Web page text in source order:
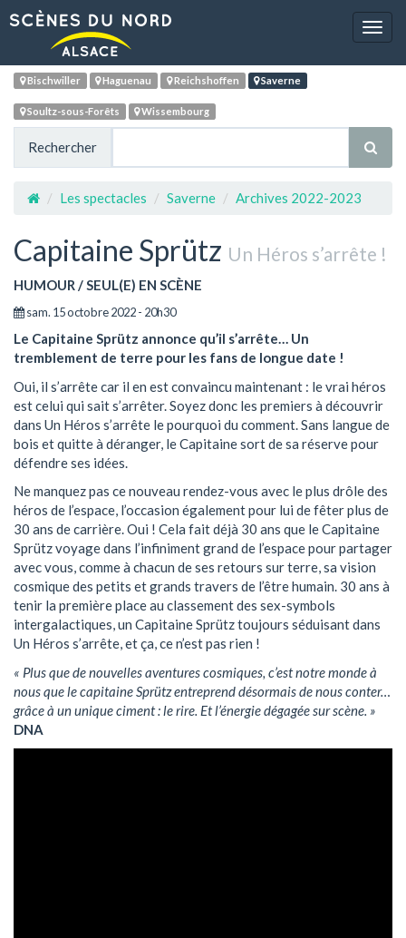
Bischwiller Haguenau Reichshoffen Saverne
Soultz-sous-Forêts Wissembourg
Rechercher
Les spectacles Saverne Archives 2022-2023
Capitaine Sprütz Un Héros s’arrête !
HUMOUR / SEUL(E) EN SCÈNE
sam. 15 octobre 2022 - 20h30
Le Capitaine Sprütz annonce qu’il s’arrête… Un
tremblement de terre pour les fans de longue date !
Oui, il s’arrête car il en est convaincu maintenant : le vrai héros
est celui qui sait s’arrêter. Soyez donc les premiers à découvrir
dans Un Héros s’arrête le pourquoi du comment. Sans langue de
bois et quitte à déranger, le Capitaine sort de sa réserve pour
défendre ses idées.
Ne manquez pas ce nouveau rendez-vous avec le plus drôle des
héros de l’espace, l’occasion également pour lui de fêter plus de
30 ans de carrière. Oui ! Cela fait déjà 30 ans que le Capitaine
Sprütz voyage dans l’infiniment grand de l’espace pour partager
avec vous, comme à chacun de ses retours sur terre, sa vision
cosmique des petits et grands travers de l’être humain. 30 ans à
tenir la première place au classement des sex-symbols
intergalactiques, un Capitaine Sprütz toujours séduisant dans
Un Héros s’arrête, et ça, ce n’est pas rien !
« Plus que de nouvelles aventures cosmiques, c’est notre monde à
nous que le capitaine Sprütz entreprend désormais de nous conter…
grâce à un unique ciment : le rire. Et l’énergie dégagée sur scène. »
DNA